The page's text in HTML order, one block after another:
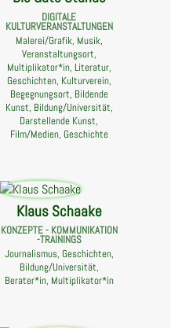
DIGITALE
KULTURVERANSTALTUNGEN
Malerei/Grafik, Musik,
Veranstaltungsort,
Multiplikator*in, Literatur,
Geschichten, Kulturverein,
Begegnungsort, Bildende
Kunst, Bildung/Universität,
Darstellende Kunst,
Film/Medien, Geschichte
Klaus Schaake
KONZEPTE - KOMMUNIKATION
-TRAININGS
Journalismus, Geschichten,
Bildung/Universität,
Berater*in, Multiplikator*in